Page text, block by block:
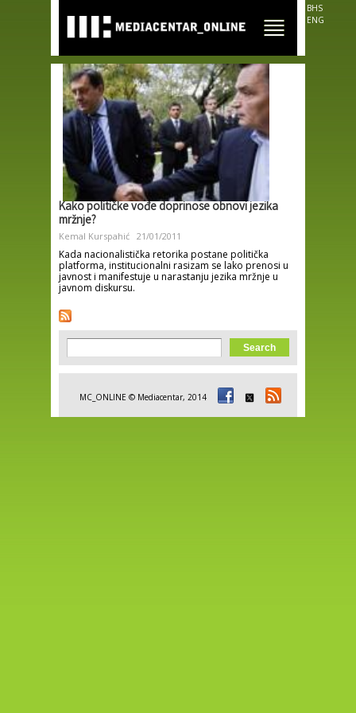
main
content
BHS
ENG
Kako političke vođe doprinose obnovi jezika
mržnje?
Kemal Kurspahić 21/01/2011
Kada nacionalistička retorika postane politička
platforma, institucionalni rasizam se lako prenosi u
javnost i manifestuje u narastanju jezika mržnje u
javnom diskursu.
Search form
Search
MC_ONLINE © Mediacentar, 2014